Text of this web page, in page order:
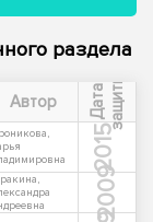
раздела
Автор Д
а
т
а
з
а
щ
и
т ы
2015
2009